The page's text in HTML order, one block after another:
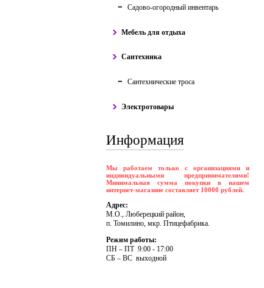
Садово-огородный инвентарь
Мебель для отдыха
Сантехника
Сантехнические троса
Электротовары
Информация
Мы работаем только с организациями и
индивидуальными предпринимателями!
Минимальная сумма покупки в нашем
интернет-магазине составляет 10000 рублей.
Адрес:
М.О., Люберецкий район,
п. Томилино, мкр. Птицефабрика.
Режим работы:
ПH – ПT 9:00 - 17:00
CБ – BC выходной